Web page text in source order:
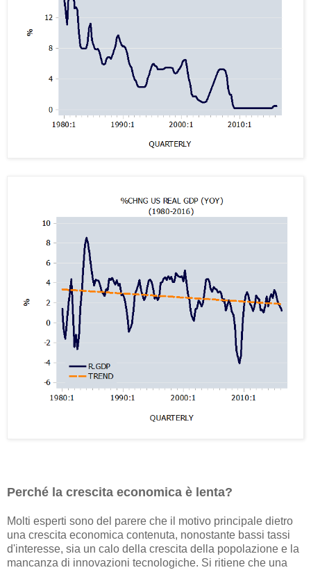
Perché la crescita economica è lenta?
Molti esperti sono del parere che il motivo principale dietro
una crescita economica contenuta, nonostante bassi tassi
d'interesse, sia un calo della crescita della popolazione e la
mancanza di innovazioni tecnologiche. Si ritiene che una